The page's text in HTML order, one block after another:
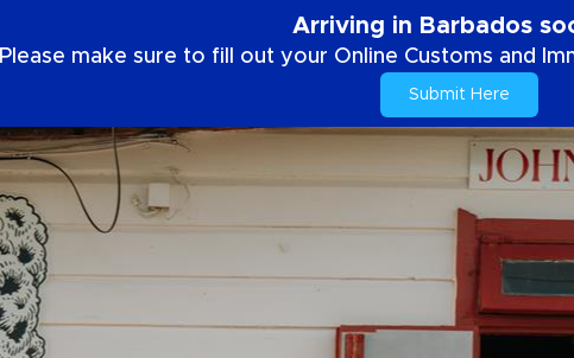
Arriving in Barbados
Please make sure to fill out your Online Customs and
Submit Here